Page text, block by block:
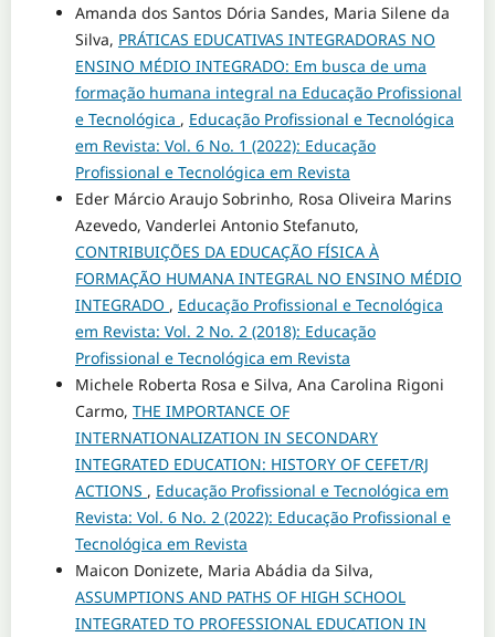
Amanda dos Santos Dória Sandes, Maria Silene da
Silva, PRÁTICAS EDUCATIVAS INTEGRADORAS NO
ENSINO MÉDIO INTEGRADO: Em busca de uma
formação humana integral na Educação Profissional
e Tecnológica , Educação Profissional e Tecnológica
em Revista: Vol. 6 No. 1 (2022): Educação
Profissional e Tecnológica em Revista
Eder Márcio Araujo Sobrinho, Rosa Oliveira Marins
Azevedo, Vanderlei Antonio Stefanuto,
CONTRIBUIÇÕES DA EDUCAÇÃO FÍSICA À
FORMAÇÃO HUMANA INTEGRAL NO ENSINO MÉDIO
INTEGRADO , Educação Profissional e Tecnológica
em Revista: Vol. 2 No. 2 (2018): Educação
Profissional e Tecnológica em Revista
Michele Roberta Rosa e Silva, Ana Carolina Rigoni
Carmo, THE IMPORTANCE OF
INTERNATIONALIZATION IN SECONDARY
INTEGRATED EDUCATION: HISTORY OF CEFET/RJ
ACTIONS , Educação Profissional e Tecnológica em
Revista: Vol. 6 No. 2 (2022): Educação Profissional e
Tecnológica em Revista
Maicon Donizete, Maria Abádia da Silva,
ASSUMPTIONS AND PATHS OF HIGH SCHOOL
INTEGRATED TO PROFESSIONAL EDUCATION IN